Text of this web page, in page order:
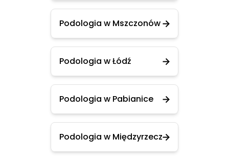
Podologia w Mszczonów
Podologia w Łódź
Podologia w Pabianice
Podologia w Międzyrzecz